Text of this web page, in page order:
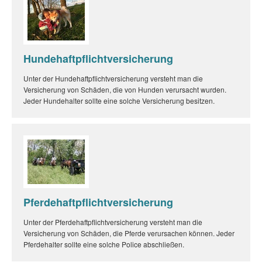
Hundehaftpflichtversicherung
Unter der Hundehaftpflichtversicherung versteht man die
Versicherung von Schäden, die von Hunden verursacht wurden.
Jeder Hundehalter sollte eine solche Versicherung besitzen.
Pferdehaftpflichtversicherung
Unter der Pferdehaftpflichtversicherung versteht man die
Versicherung von Schäden, die Pferde verursachen können. Jeder
Pferdehalter sollte eine solche Police abschließen.